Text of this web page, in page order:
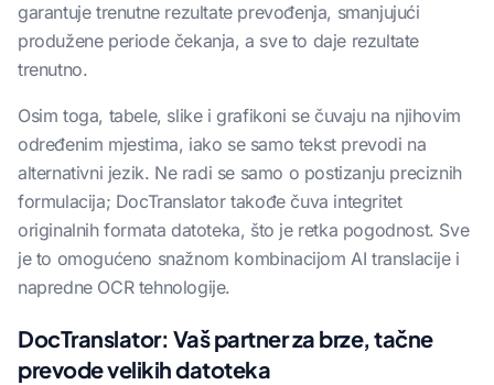
garantuje trenutne rezultate prevođenja, smanjujući
produžene periode čekanja, a sve to daje rezultate
trenutno.
Osim toga, tabele, slike i grafikoni se čuvaju na njihovim
određenim mjestima, iako se samo tekst prevodi na
alternativni jezik. Ne radi se samo o postizanju preciznih
formulacija; DocTranslator takođe čuva integritet
originalnih formata datoteka, što je retka pogodnost. Sve
je to omogućeno snažnom kombinacijom AI translacije i
napredne OCR tehnologije.
DocTranslator: Vaš partner za brze, tačne
prevode velikih datoteka